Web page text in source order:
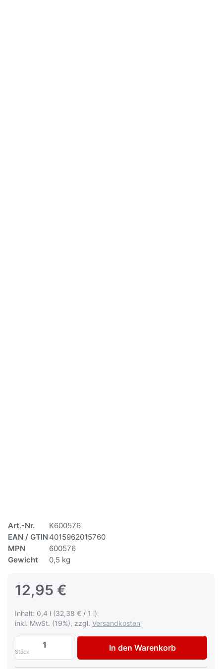
Art.-Nr.
K600576
EAN / GTIN 4015962015760
MPN
600576
Gewicht
0,5 kg
12,95 €
Inhalt: 0,4 l (32,38 € / 1 l)
inkl. MwSt. (19%), zzgl. Versandkosten
Stück
Autolack Mercedes 697 Rocky Mountain
In den Warenkorb